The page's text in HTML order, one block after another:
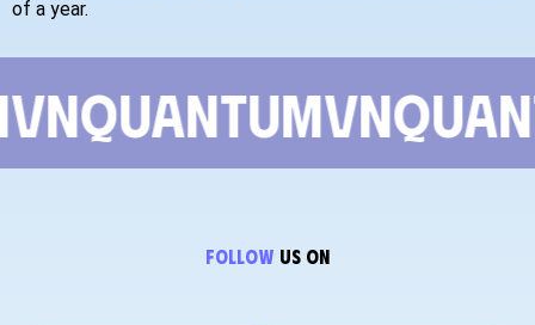
of a year.
vnquantum
FOLLOW US ON